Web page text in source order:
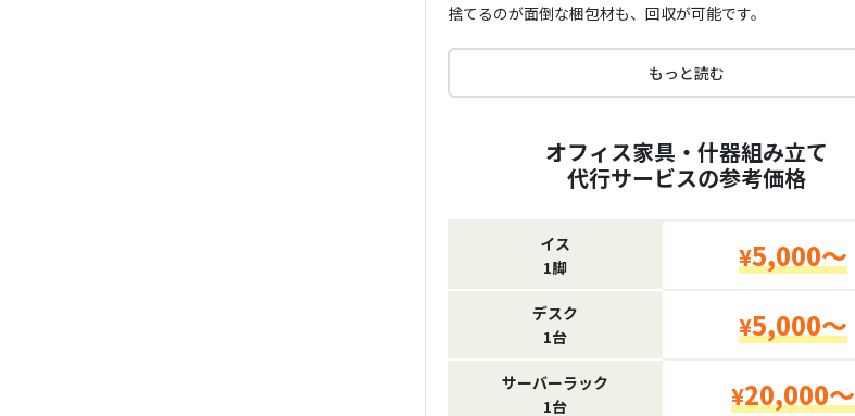
捨てるのが面倒な梱包材も、回収が可能です。
もっと読む
オフィス家具・什器組み立て
代行サービスの参考価格
イス
1脚
¥5,000～
デスク
1台
¥5,000～
サーバーラック
1台
¥20,000～